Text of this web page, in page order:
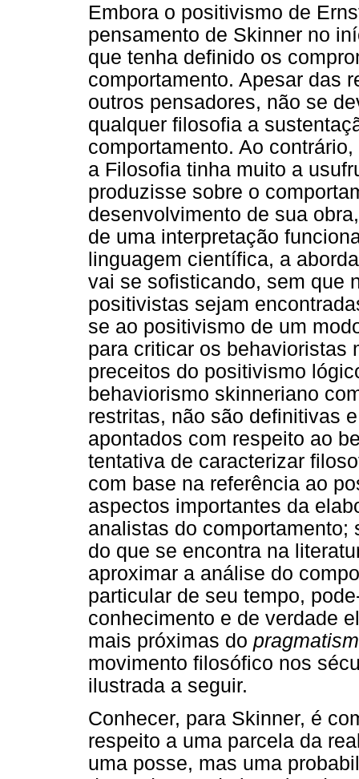
Embora o positivismo de
pensamento de Skinner no
que tenha definido os
comportamento. Apesar das
outros pensadores, não se
qualquer filosofia a
comportamento. Ao
a Filosofia tinha muito a
produzisse sobre o
desenvolvimento de sua
de uma interpretação
linguagem científica, a
vai se sofisticando, sem que
positivistas sejam
se ao positivismo de um
para criticar os behavioristas
preceitos do positivismo
behaviorismo skinneriano
restritas, não são definitivas
apontados com respeito ao
tentativa de caracterizar
com base na referência ao
aspectos importantes da
analistas do comportamento;
do que se encontra na
aproximar a análise do
particular de seu tempo,
conhecimento e de verdade
mais próximas do
movimento filosófico nos
ilustrada a seguir.
Conhecer, para Skinner, é
respeito a uma parcela da
uma posse, mas uma